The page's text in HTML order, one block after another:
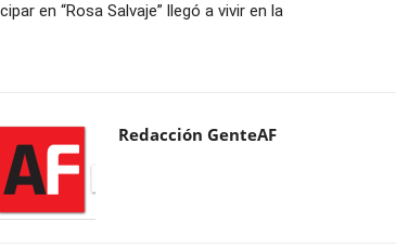
en “Rosa Salvaje” llegó a vivir en la
Redacción GenteAF